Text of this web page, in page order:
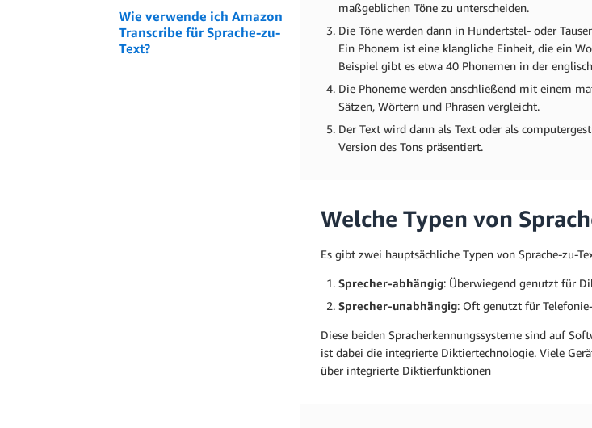
Wie verwende ich Amazon
Transcribe für Sprache-zu-
Text?
maßgeblichen Töne zu unterscheiden.
Die Töne werden dann in Hundertstel- oder
Ein Phonem ist eine klangliche Einheit, die ein
Beispiel gibt es etwa 40 Phonemen in der
Die Phoneme werden anschließend mit einem
Sätzen, Wörtern und Phrasen vergleicht.
Der Text wird dann als Text oder als
Version des Tons präsentiert.
Welche Typen von
Es gibt zwei hauptsächliche Typen von Sprache-zu-
Sprecher-abhängig: Überwiegend genutzt für
Sprecher-unabhängig: Oft genutzt für
Diese beiden Spracherkennungssysteme sind auf
ist dabei die integrierte Diktiertechnologie. Viele
über integrierte Diktierfunktionen